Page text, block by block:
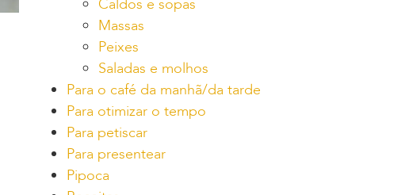
Caldos e sopas
Massas
Peixes
Saladas e molhos
Para o café da manhã/da tarde
Para otimizar o tempo
Para petiscar
Para presentear
Pipoca